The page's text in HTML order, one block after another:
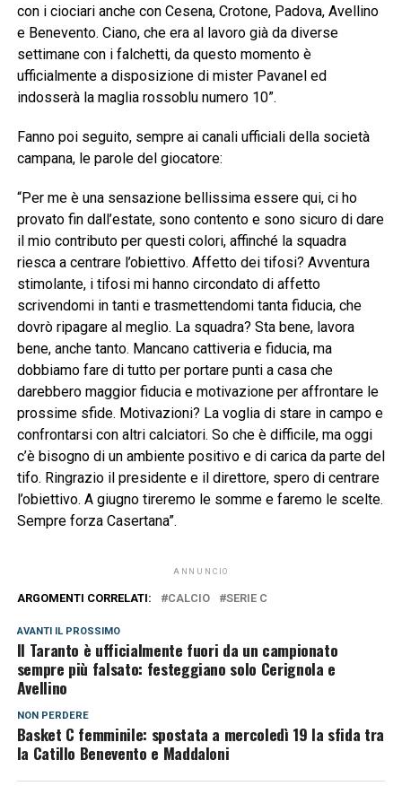
con i ciociari anche con Cesena, Crotone, Padova, Avellino
e Benevento. Ciano, che era al lavoro già da diverse
settimane con i falchetti, da questo momento è
ufficialmente a disposizione di mister Pavanel ed
indosserà la maglia rossoblu numero 10”.
Fanno poi seguito, sempre ai canali ufficiali della società
campana, le parole del giocatore:
“Per me è una sensazione bellissima essere qui, ci ho
provato fin dall’estate, sono contento e sono sicuro di dare
il mio contributo per questi colori, affinché la squadra
riesca a centrare l’obiettivo. Affetto dei tifosi? Avventura
stimolante, i tifosi mi hanno circondato di affetto
scrivendomi in tanti e trasmettendomi tanta fiducia, che
dovrò ripagare al meglio. La squadra? Sta bene, lavora
bene, anche tanto. Mancano cattiveria e fiducia, ma
dobbiamo fare di tutto per portare punti a casa che
darebbero maggior fiducia e motivazione per affrontare le
prossime sfide. Motivazioni? La voglia di stare in campo e
confrontarsi con altri calciatori. So che è difficile, ma oggi
c’è bisogno di un ambiente positivo e di carica da parte del
tifo. Ringrazio il presidente e il direttore, spero di centrare
l’obiettivo. A giugno tireremo le somme e faremo le scelte.
Sempre forza Casertana”.
ANNUNCIO
ARGOMENTI CORRELATI: CALCIO SERIE C
AVANTI IL ​​PROSSIMO
Il Taranto è ufficialmente fuori da un campionato
sempre più falsato: festeggiano solo Cerignola e
Avellino
NON PERDERE
Basket C femminile: spostata a mercoledì 19 la sfida tra
la Catillo Benevento e Maddaloni